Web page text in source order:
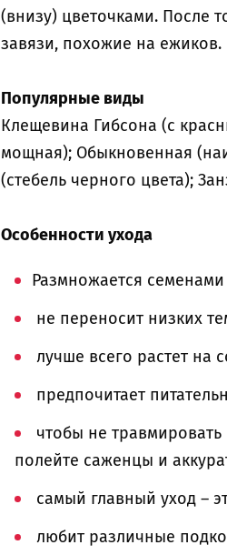
(внизу) цветочками. После
завязи, похожие на ежиков.
Популярные виды
Клещевина Гибсона (с
мощная); Обыкновенная
(стебель черного цвета);
Особенности ухода
Размножается
не переносит низких
лучше всего растет на
предпочитает
чтобы не
полейте саженцы и
самый главный уход –
любит различные